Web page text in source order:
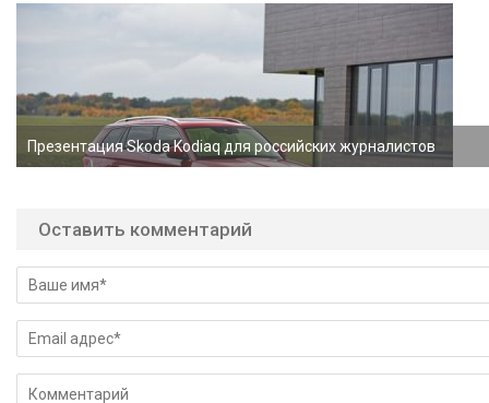
Презентация Skoda Kodiaq для российских журналистов
Оставить комментарий